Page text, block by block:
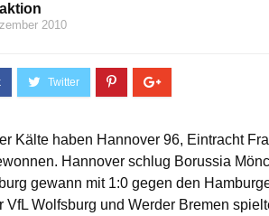
2010
Kälte haben Hannover 96, Eintracht
Hannover schlug Borussia
gewann mit 1:0 gegen den
VfL Wolfsburg und Werder Bremen